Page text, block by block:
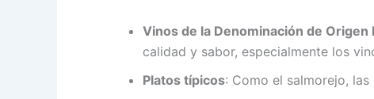
Vinos de la Denominación de
calidad y sabor, especialmente los
Platos típicos: Como el salmorejo,